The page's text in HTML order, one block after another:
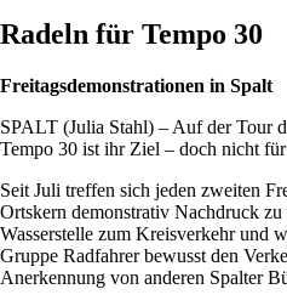
Radeln für Tempo 30
Freitagsdemonstrationen in Spalt
SPALT (Julia Stahl) – Auf der Tour
Tempo 30 ist ihr Ziel – doch nicht
Seit Juli treffen sich jeden zweiten
Ortskern demonstrativ Nachdruck
Wasserstelle zum Kreisverkehr und
Gruppe Radfahrer bewusst den
Anerkennung von anderen Spalter